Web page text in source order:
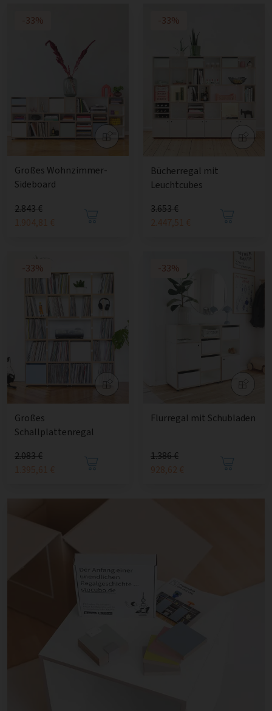
-33%
Großes Wohnzimmer-
Sideboard
2.843 €
1.904,81 €
-33%
Bücherregal mit
Leuchtcubes
3.653 €
2.447,51 €
-33%
Großes
Schallplattenregal
2.083 €
1.395,61 €
-33%
Flurregal mit Schubladen
1.386 €
928,62 €